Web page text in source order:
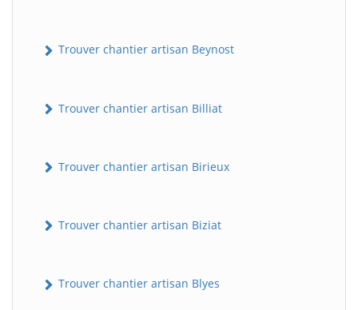
Trouver chantier artisan Beynost
Trouver chantier artisan Billiat
Trouver chantier artisan Birieux
Trouver chantier artisan Biziat
Trouver chantier artisan Blyes